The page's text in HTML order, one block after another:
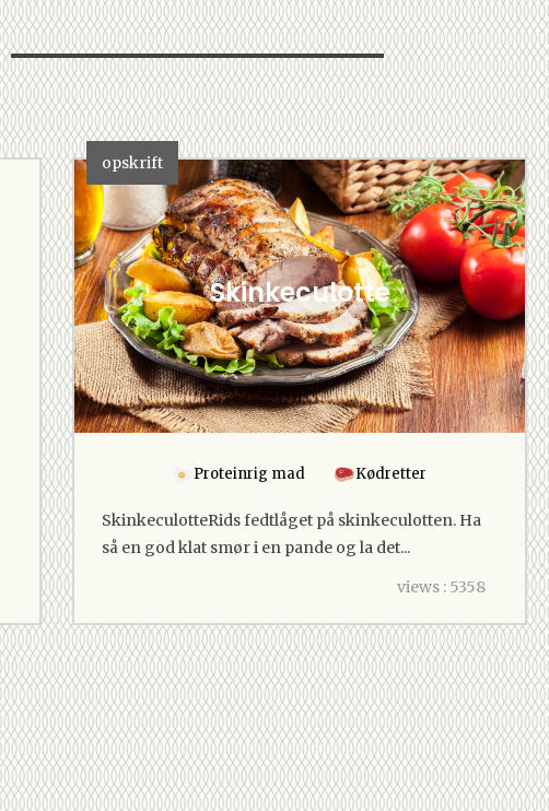
opskrift
Skinkeculotte
Proteinrig mad Kødretter
SkinkeculotteRids fedtlåget på skinkeculotten. Ha
så en god klat smør i en pande og la det...
views : 5358